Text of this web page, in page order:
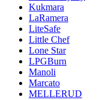
Kukmara
LaRamera
LiteSafe
Little Chef
Lone Star
LPGBurn
Manoli
Marcato
MELLERUD